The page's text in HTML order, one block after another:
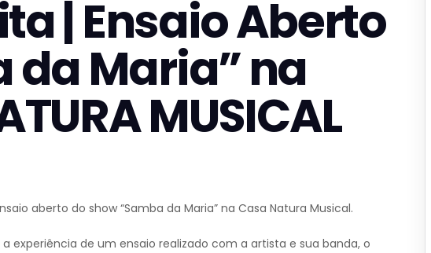
| Ensaio Aberto
da Maria” na
MUSICAL
aberto do show “Samba da Maria” na Casa Natura Musical.
experiência de um ensaio realizado com a artista e sua banda, o